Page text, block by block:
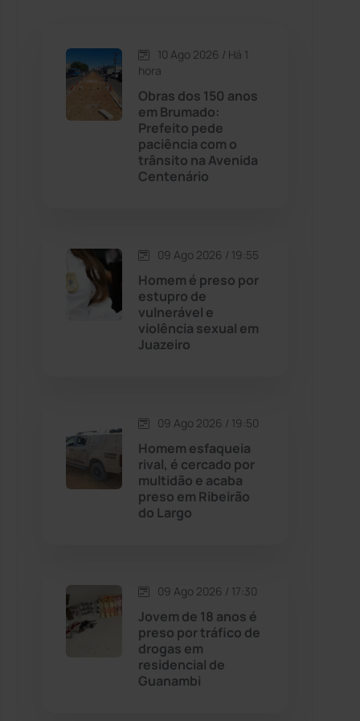
Caetité (1504)
Candiba (157)
Cândido Sales
Caturama
Chapada Diamantina
Cordeiros
Dom Basílio (391)
Érico Cardoso (82)
10 Ago 2026 / Há 1
hora
Obras dos 150 anos
em Brumado:
Prefeito pede
paciência com o
trânsito na Avenida
Centenário
09 Ago 2026 / 19:55
Homem é preso por
estupro de
vulnerável e
violência sexual em
Juazeiro
09 Ago 2026 / 19:50
Homem esfaqueia
rival, é cercado por
multidão e acaba
preso em Ribeirão
do Largo
09 Ago 2026 / 17:30
Jovem de 18 anos é
preso por tráfico de
drogas em
residencial de
Guanambi